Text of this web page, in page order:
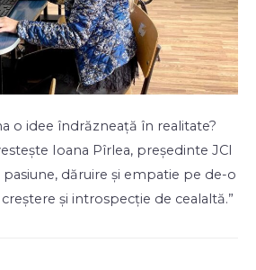
o idee îndrăzneață în realitate?
Ioana Pîrlea, președinte JCI
pasiune, dăruire și empatie pe de-o
și introspecție de cealaltă.”